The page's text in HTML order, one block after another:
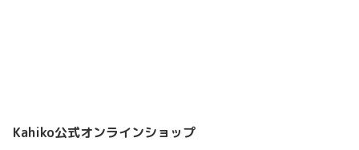
Kahiko公式オンラインショップ